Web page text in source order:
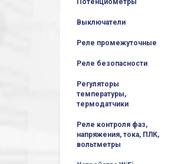
Потенциометры
Выключатели
Реле промежуточные
Реле безопасности
Регуляторы
температуры,
термодатчики
Реле контроля фаз,
напряжения, тока, ПЛК,
вольтметры